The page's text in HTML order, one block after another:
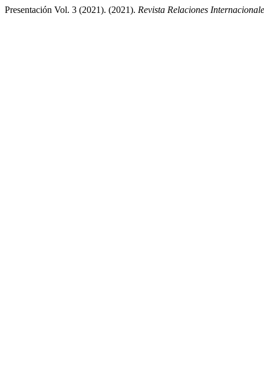
Presentación Vol. 3 (2021). (2021). Revista Relaciones